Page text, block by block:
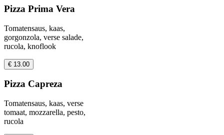
Pizza Prima Vera
Tomatensaus, kaas,
gorgonzola, verse salade,
rucola, knoflook
€ 13.00
Pizza Capreza
Tomatensaus, kaas, verse
tomaat, mozzarella, pesto,
rucola